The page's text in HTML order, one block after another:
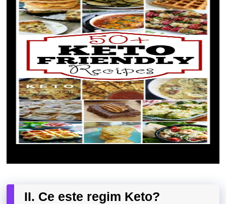
II. Ce este regim Keto?